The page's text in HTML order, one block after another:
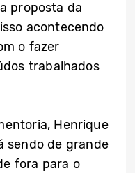
proposta da
acontecendo
o fazer
trabalhados
Henrique
sendo de grande
fora para o